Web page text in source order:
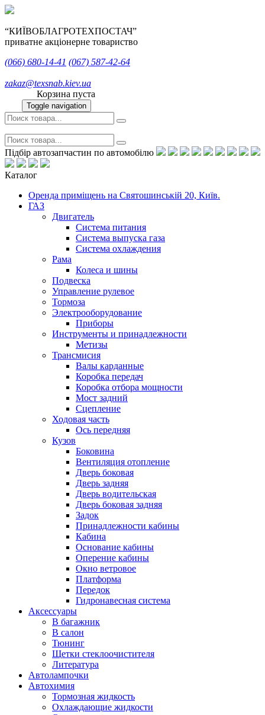
“КИЇВОБЛАГРОТЕХПОСТАЧ”
приватне акціонерне товариство
(066) 680-14-41 (067) 587-42-64
zakaz@texsnab.kiev.ua
Корзина пуста
Toggle navigation
Підбір автозапчастин по автомобілю
Каталог
Оренда приміщень на Святошинській 20, Київ.
ГАЗ
Двигатель
Система питания
Система выпуска газа
Система охлаждения
Рама
Колеса и шины
Подвеска
Управление рулевое
Тормоза
Электрооборудование
Приборы
Инструменты и принадлежности
Метизы
Трансмисия
Валы карданные
Коробка передач
Коробка отбора мощности
Мост задний
Сцепление
Ходовая часть
Ось передняя
Кузов
Боковина
Вентиляция отопление
Дверь боковая
Дверь задняя
Дверь водительская
Дверь боковая задняя
Задок
Принадлежности кабины
Кабина
Основание кабины
Оперение кабины
Окно ветровое
Платформа
Передок
Гидронавесная система
Аксессуары
В багажник
В салон
Тюнинг
Щетки стеклоочистителя
Литература
Автолампочки
Автохимия
Тормозная жидкость
Охлаждающие жидкости